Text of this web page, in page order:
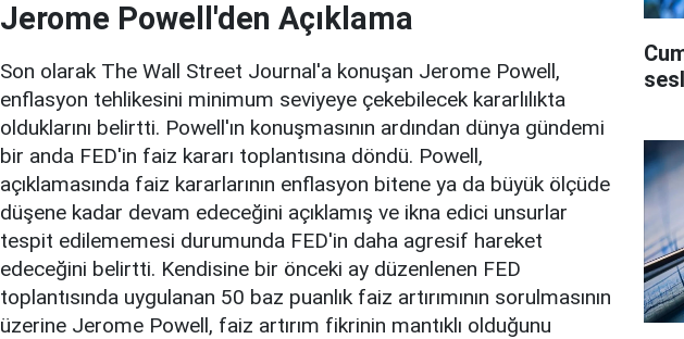
Jerome Powell'den Açıklama
Son olarak The Wall Street Journal'a konuşan Jerome Powell,
enflasyon tehlikesini minimum seviyeye çekebilecek kararlılıkta
olduklarını belirtti. Powell'ın konuşmasının ardından dünya gündemi
bir anda FED'in faiz kararı toplantısına döndü. Powell,
açıklamasında faiz kararlarının enflasyon bitene ya da büyük ölçüde
düşene kadar devam edeceğini açıklamış ve ikna edici unsurlar
tespit edilememesi durumunda FED'in daha agresif hareket
edeceğini belirtti. Kendisine bir önceki ay düzenlenen FED
toplantısında uygulanan 50 baz puanlık faiz artırımının sorulmasının
üzerine Jerome Powell, faiz artırım fikrinin mantıklı olduğunu